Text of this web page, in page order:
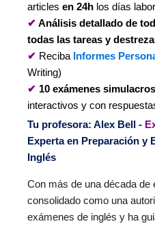
articles en 24h los días
✔ Análisis detallado de
todas las tareas y
✔ Reciba Informes
Writing)
✔ 10 exámenes simulacros
interactivos y con
Tu profesora: Alex Bell -
Experta en Preparación y
Inglés
Con más de una década de
consolidado como una
exámenes de inglés y ha